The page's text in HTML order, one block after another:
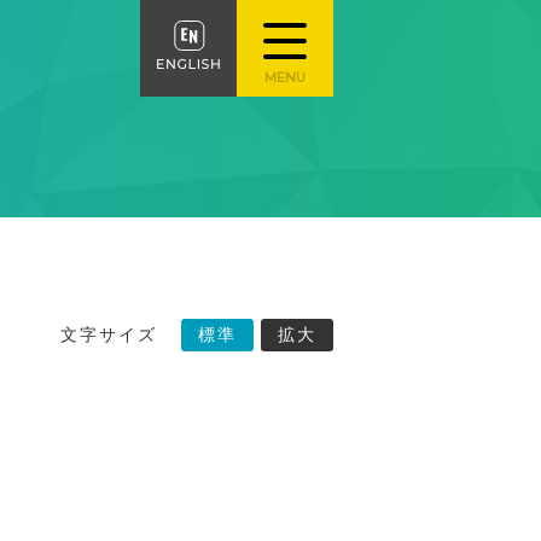
文字サイズ 標準 拡大